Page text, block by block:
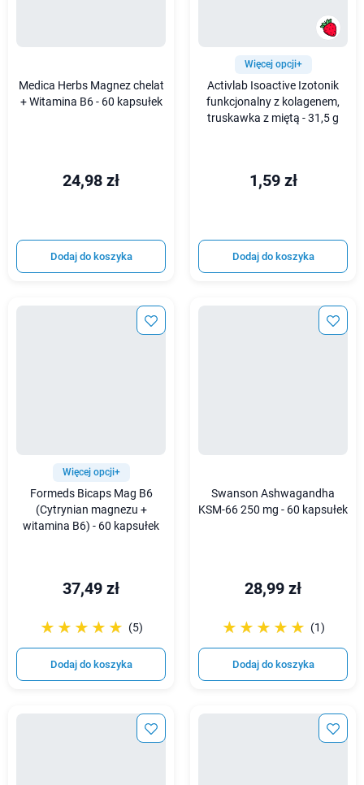
Medica Herbs Magnez chelat
+ Witamina B6 - 60 kapsułek
24,98 zł
Dodaj do koszyka
Więcej opcji+
Activlab Isoactive Izotonik
funkcjonalny z kolagenem,
truskawka z miętą - 31,5 g
1,59 zł
Dodaj do koszyka
Więcej opcji+
Formeds Bicaps Mag B6
(Cytrynian magnezu +
witamina B6) - 60 kapsułek
37,49 zł
☆☆☆☆☆
★★★★★ (5)
Dodaj do koszyka
Swanson Ashwagandha
KSM-66 250 mg - 60 kapsułek
28,99 zł
☆☆☆☆☆
★★★★★ (1)
Dodaj do koszyka